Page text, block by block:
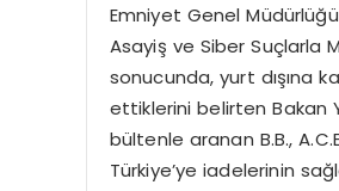
Emniyet Genel
Asayiş ve Siber Suçlarla
sonucunda, yurt dışına
ettiklerini belirten Bakan
bültenle aranan B.B.,
Türkiye’ye iadelerinin